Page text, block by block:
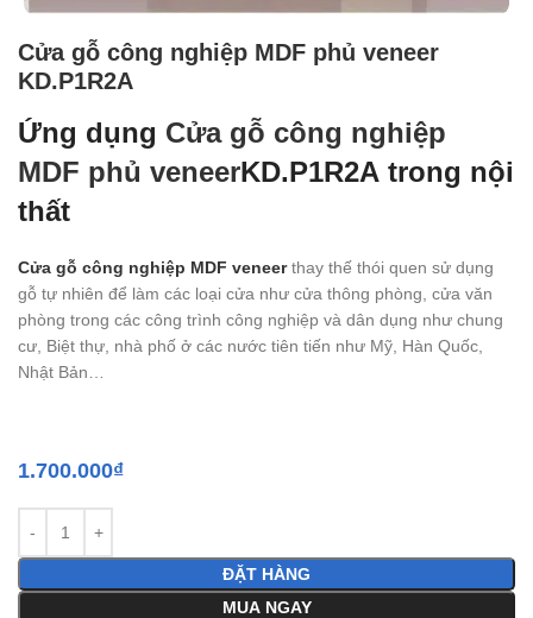
Cửa gỗ công nghiệp MDF phủ veneer
KD.P1R2A
Ứng dụng Cửa gỗ công nghiệp
MDF phủ veneerKD.P1R2A trong nội
thất
Cửa gỗ công nghiệp MDF veneerthay thế thói quen sử dụng
gỗ tự nhiên để làm các loại cửa như cửa thông phòng, cửa văn
phòng trong các công trình công nghiệp và dân dụng như chung
cư, Biệt thự, nhà phố ở các nước tiên tiến như Mỹ, Hàn Quốc,
Nhật Bản…
1.700.000₫
ĐẶT HÀNG
MUA NGAY